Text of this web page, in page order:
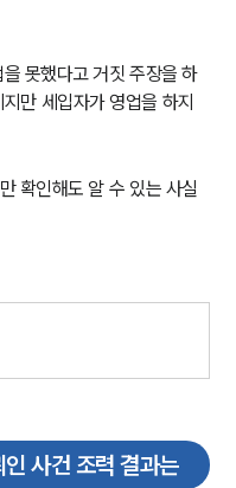
못했다고 거짓 주장을 하
만 세입자가 영업을 하지
확인해도 알 수 있는 사실
사건 조력 결과는